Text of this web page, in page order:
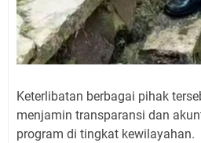
Keterlibatan berbagai pihak
menjamin transparansi dan
program di tingkat kewilayahan.